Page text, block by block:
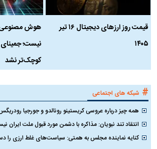
قیمت روز ارز‌های دیجیتال ۱۶ تیر
۱۴۰۵
هوش
نیست؛
کوچک‌تر نشد
# شبکه های اجتماعی
همه چیز درباره عروسی کریستینو رونالدو و جورجیا
انتقاد تند نبویان: مذاکره با دشمن مورد قبول ملت ایران
کنایه نماینده مجلس به همتی: سیاست‌های غلط ارزی را